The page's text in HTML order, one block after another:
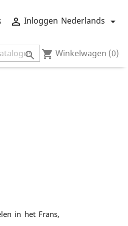
Nederlands 
 Inloggen
shopping_cart Winkelwagen (0)

in het Frans,